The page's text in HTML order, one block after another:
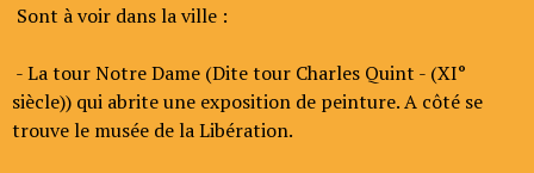
Sont à voir dans la ville :
- La tour Notre Dame (Dite tour Charles Quint - (XI°
siècle)) qui abrite une exposition de peinture. A côté se
trouve le musée de la Libération.